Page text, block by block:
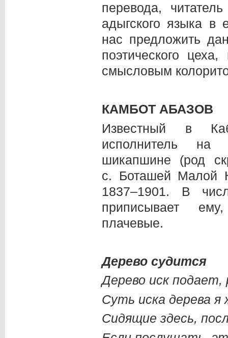
перевода,
адыгского языка в
нас предложить
поэтического
смысловым
КАМБОТ АБАЗОВ
Известный в
исполнитель на
шикапшине (род
с. Боташей Малой
1837–1901. В
приписывает
плачевые.
Дерево судится
Дерево иск подает,
Суть иска дерева я
Сидящие здесь,